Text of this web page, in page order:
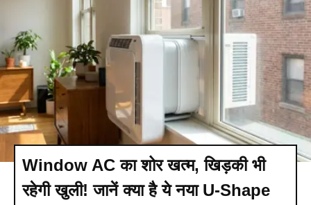
Window AC का शोर खत्म, खिड़की भी
रहेगी खुली! जानें क्या है ये नया U-Shape